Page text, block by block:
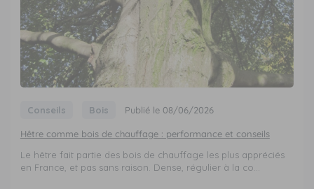
Conseils Bois Publié le 08/06/2026
Hêtre comme bois de chauffage : performance et conseils
Le hêtre fait partie des bois de chauffage les plus appréciés
en France, et pas sans raison. Dense, régulier à la co...